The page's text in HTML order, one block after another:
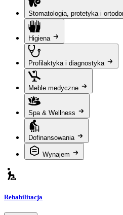
Stomatologia, protetyka i
Higiena
Profilaktyka i diagnostyka
Meble medyczne
Spa & Wellness
Dofinansowania
Wynajem
Rehabilitacja